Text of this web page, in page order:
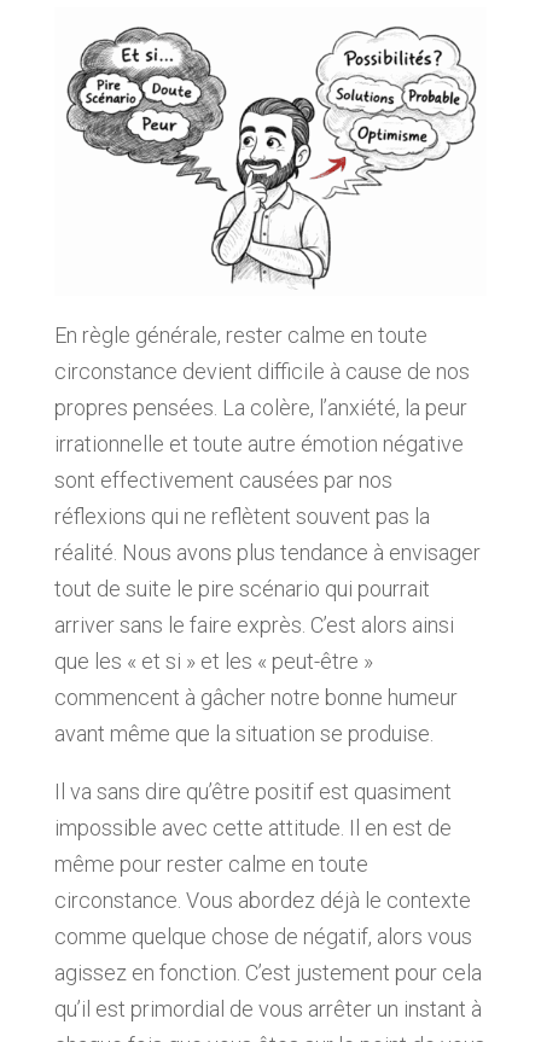
En règle générale, rester calme en toute
circonstance devient difficile à cause de nos
propres pensées. La colère, l’anxiété, la peur
irrationnelle et toute autre émotion négative
sont effectivement causées par nos
réflexions qui ne reflètent souvent pas la
réalité. Nous avons plus tendance à envisager
tout de suite le pire scénario qui pourrait
arriver sans le faire exprès. C’est alors ainsi
que les « et si » et les « peut-être »
commencent à gâcher notre bonne humeur
avant même que la situation se produise.
Il va sans dire qu’être positif est quasiment
impossible avec cette attitude. Il en est de
même pour rester calme en toute
circonstance. Vous abordez déjà le contexte
comme quelque chose de négatif, alors vous
agissez en fonction. C’est justement pour cela
qu’il est primordial de vous arrêter un instant à